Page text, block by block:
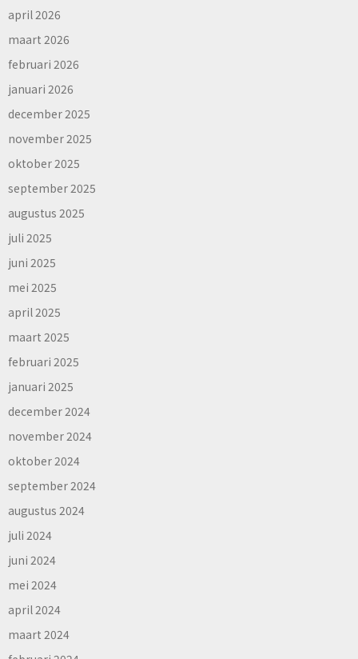
april 2026
maart 2026
februari 2026
januari 2026
december 2025
november 2025
oktober 2025
september 2025
augustus 2025
juli 2025
juni 2025
mei 2025
april 2025
maart 2025
februari 2025
januari 2025
december 2024
november 2024
oktober 2024
september 2024
augustus 2024
juli 2024
juni 2024
mei 2024
april 2024
maart 2024